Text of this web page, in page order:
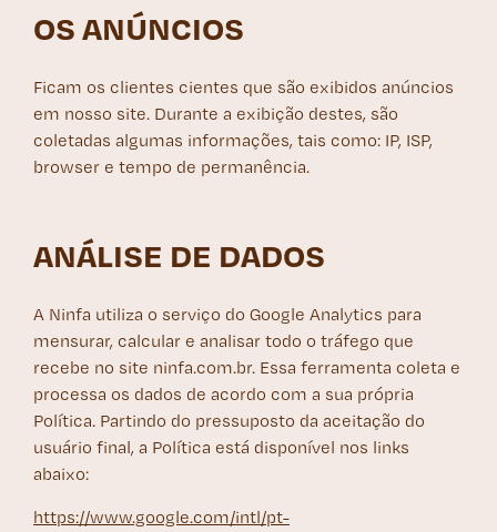
OS ANÚNCIOS
Ficam os clientes cientes que são exibidos anúncios
em nosso site. Durante a exibição destes, são
coletadas algumas informações, tais como: IP, ISP,
browser e tempo de permanência.
ANÁLISE DE DADOS
A Ninfa utiliza o serviço do Google Analytics para
mensurar, calcular e analisar todo o tráfego que
recebe no site ninfa.com.br. Essa ferramenta coleta e
processa os dados de acordo com a sua própria
Política. Partindo do pressuposto da aceitação do
usuário final, a Política está disponível nos links
abaixo:
https://www.google.com/intl/pt-